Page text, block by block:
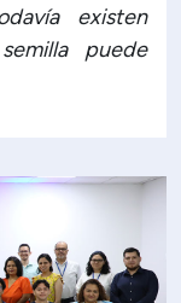
existen
puede